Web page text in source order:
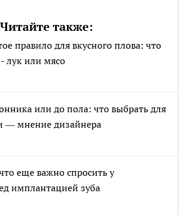
Читайте также:
правило для вкусного плова: что
лук или мясо
или до пола: что выбрать для
— мнение дизайнера
еще важно спросить у
имплантацией зуба